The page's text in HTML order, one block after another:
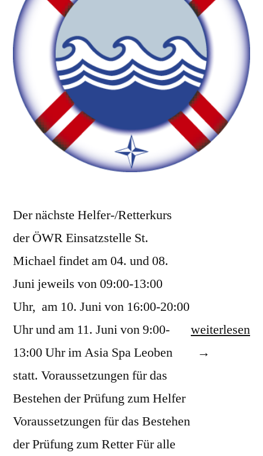
Der nächste Helfer-/Retterkurs
der ÖWR Einsatzstelle St.
Michael findet am 04. und 08.
Juni jeweils von 09:00-13:00
Uhr, am 10. Juni von 16:00-20:00
Uhr und am 11. Juni von 9:00-
13:00 Uhr im Asia Spa Leoben
statt. Voraussetzungen für das
Bestehen der Prüfung zum Helfer
Voraussetzungen für das Bestehen
der Prüfung zum Retter Für alle
„Helfer-/
Leoben
weiterlesen